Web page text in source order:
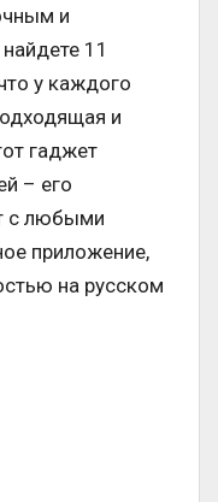
и
11
у каждого
и
гаджет
– его
с любыми
приложение,
на русском